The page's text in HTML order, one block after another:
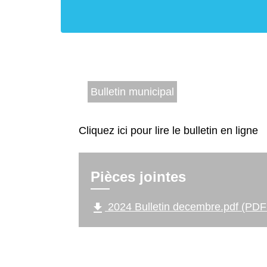
Bulletin municipal
Cliquez ici pour lire le bulletin en ligne
Pièces jointes
file_download 2024 Bulletin decembre.pdf